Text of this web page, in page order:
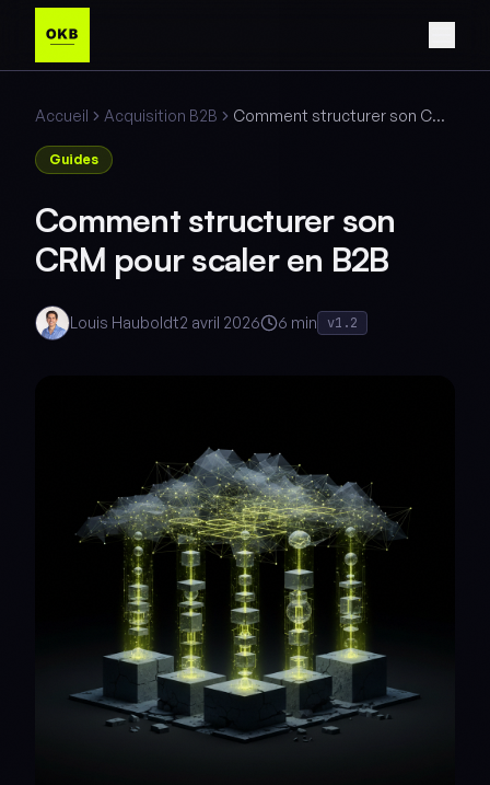
Accueil Acquisition B2B Comment structurer son CRM pour scaler en B2B
Guides
Comment structurer son
CRM pour scaler en B2B
Louis Hauboldt2 avril 2026 6 min v1.2